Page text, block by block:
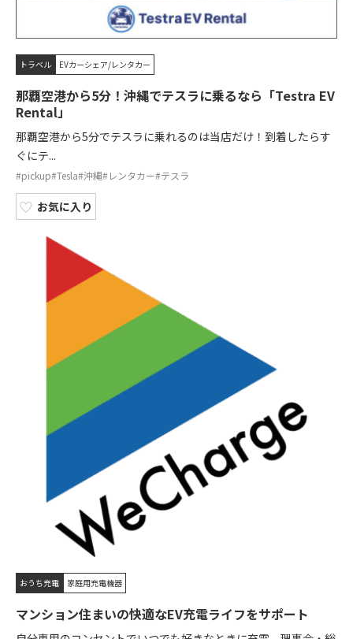
トラベル EVカーシェア/レンタカー
那覇空港から5分！沖縄でテスラに乗るなら「Testra EV
Rental」
那覇空港から5分でテスラに乗れるのは当店だけ！到着したらす
ぐにテ...
#pickup#Tesla#沖縄#レンタカー#テスラ
お気に入り
おうち充電 家庭用充電機器
マンション住まいの快適なEV充電ライフをサポート